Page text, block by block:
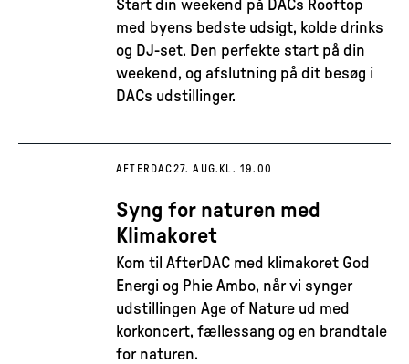
Start din weekend på DACs Rooftop
med byens bedste udsigt, kolde drinks
og DJ-set. Den perfekte start på din
weekend, og afslutning på dit besøg i
DACs udstillinger.
AFTERDAC27. AUG. KL. 19.00
Syng for naturen med
Klimakoret
Kom til AfterDAC med klimakoret God
Energi og Phie Ambo, når vi synger
udstillingen Age of Nature ud med
korkoncert, fællessang og en brandtale
for naturen.